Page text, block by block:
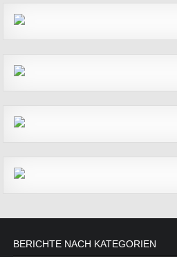
BERICHTE NACH KATEGORIEN